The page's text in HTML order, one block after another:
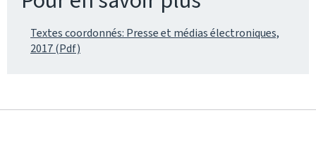
Textes coordonnés: Presse et médias électroniques,
2017 (Pdf)